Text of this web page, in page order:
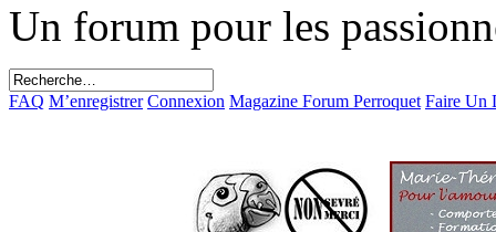
Un forum pour les
FAQ M’enregistrer Connexion Magazine Forum Perroquet Faire Un